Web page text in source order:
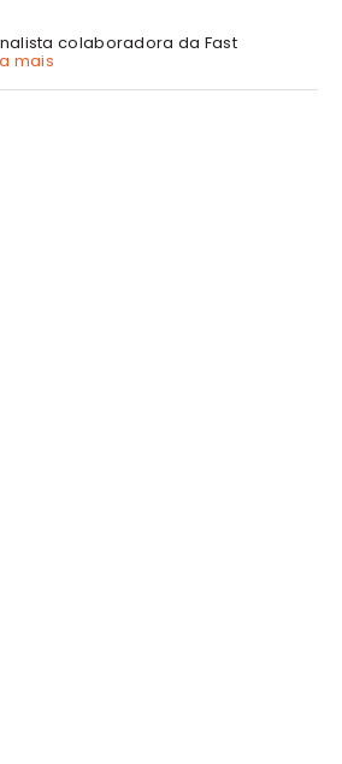
colaboradora da Fast
mais